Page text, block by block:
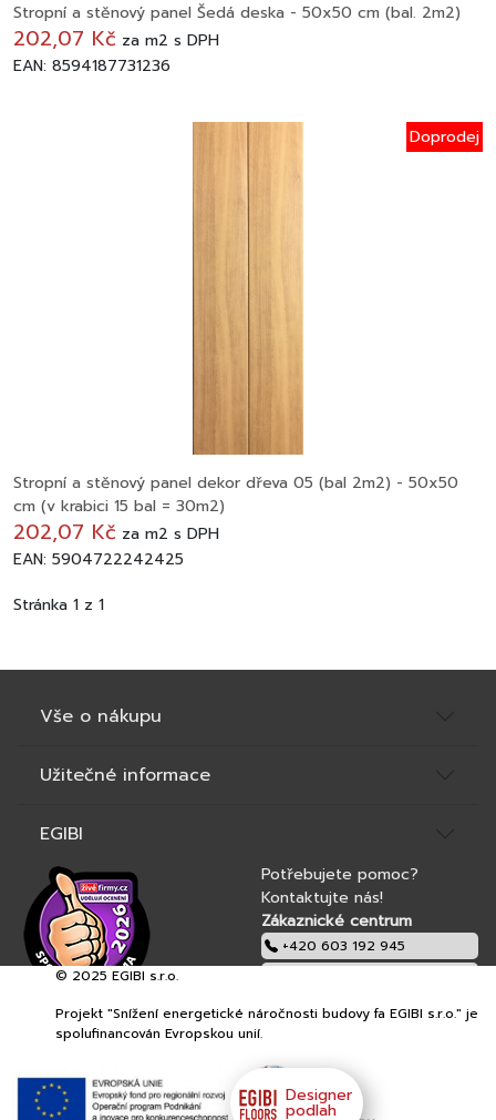
Stropní a stěnový panel Šedá deska - 50x50 cm (bal. 2m2)
202,07 Kč za m2 s DPH
EAN: 8594187731236
Doprodej
Stropní a stěnový panel dekor dřeva 05 (bal 2m2) - 50x50
cm (v krabici 15 bal = 30m2)
202,07 Kč za m2 s DPH
EAN: 5904722242425
Stránka 1 z 1
Vše o nákupu
Užitečné informace
EGIBI
Potřebujete pomoc?
Kontaktujte nás!
Zákaznické centrum
+420 603 192 945
EGIBI s.r.o.
© 2025 EGIBI s.r.o.
Projekt "Snížení energetické náročnosti budovy fa EGIBI s.r.o." je
spolufinancován Evropskou unií.
Designer
podlah